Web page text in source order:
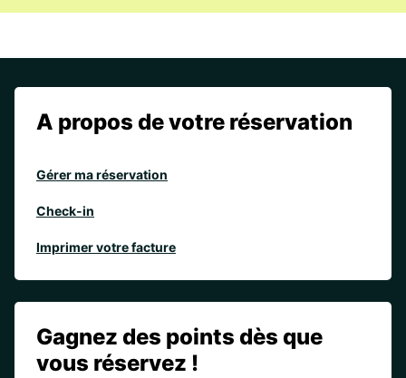
A propos de votre réservation
Gérer ma réservation
Check-in
Imprimer votre facture
Gagnez des points dès que
vous réservez !